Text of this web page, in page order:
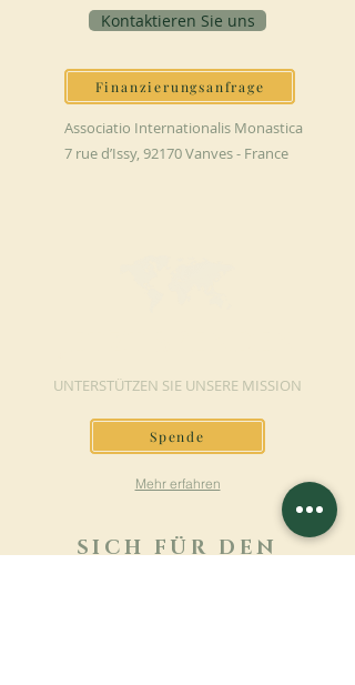
Kontaktieren Sie uns
Finanzierungsanfrage
Associatio Internationalis Monastica
7 rue d’Issy, 92170 Vanves - France
UNTERSTÜTZEN SIE UNSERE MISSION
Spende
Mehr erfahren
SICH FÜR DEN